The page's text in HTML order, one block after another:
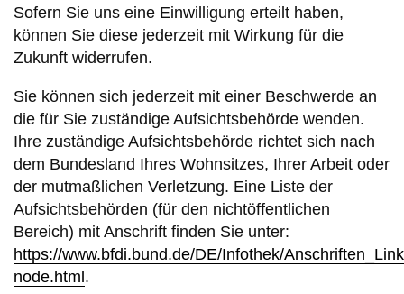
Sofern Sie uns eine Einwilligung erteilt haben,
können Sie diese jederzeit mit Wirkung für die
Zukunft widerrufen.
Sie können sich jederzeit mit einer Beschwerde an
die für Sie zuständige Aufsichtsbehörde wenden.
Ihre zuständige Aufsichtsbehörde richtet sich nach
dem Bundesland Ihres Wohnsitzes, Ihrer Arbeit oder
der mutmaßlichen Verletzung. Eine Liste der
Aufsichtsbehörden (für den nichtöffentlichen
Bereich) mit Anschrift finden Sie unter:
https://www.bfdi.bund.de/DE/Infothek/
node.html.